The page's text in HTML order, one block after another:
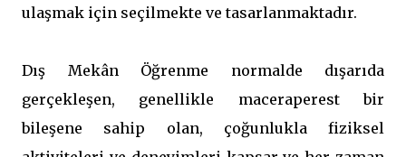
ulaşmak için seçilmekte ve tasarlanmaktadır.
Dış Mekân Öğrenme normalde dışarıda
gerçekleşen, genellikle maceraperest bir
bileşene sahip olan, çoğunlukla fiziksel